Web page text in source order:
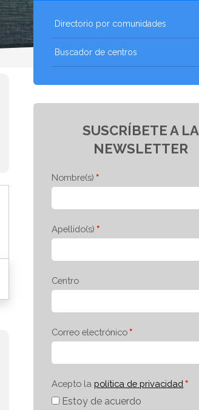
Directorio por comunidades
Buscador de centros
SUSCRÍBETE A LA
NEWSLETTER
Nombre(s)
Apellido(s)
Centro
Correo electrónico
Acepto la política de privacidad
Estoy de acuerdo